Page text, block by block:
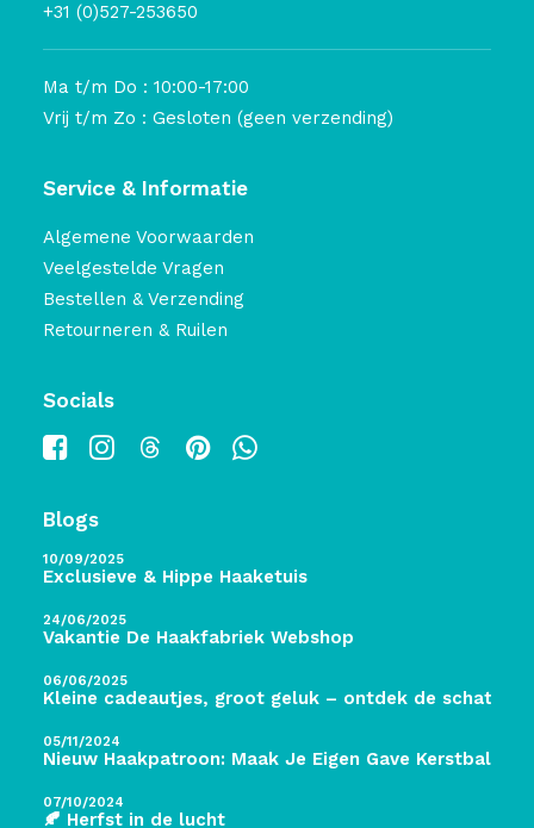
+31 (0)527-253650
Ma t/m Do : 10:00-17:00
Vrij t/m Zo : Gesloten (geen verzending)
Service & Informatie
Algemene Voorwaarden
Veelgestelde Vragen
Bestellen & Verzending
Retourneren & Ruilen
Socials
Blogs
10/09/2025
Exclusieve & Hippe Haaketuis
24/06/2025
Vakantie De Haakfabriek Webshop
06/06/2025
Kleine cadeautjes, groot geluk – ontdek de schatten
05/11/2024
Nieuw Haakpatroon: Maak Je Eigen Gave Kerstballen!
07/10/2024
🍂 Herfst in de lucht